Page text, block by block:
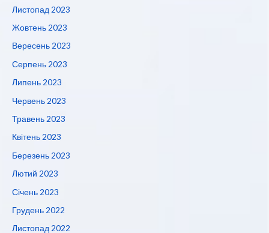
Листопад 2023
Жовтень 2023
Вересень 2023
Серпень 2023
Липень 2023
Червень 2023
Травень 2023
Квітень 2023
Березень 2023
Лютий 2023
Січень 2023
Грудень 2022
Листопад 2022